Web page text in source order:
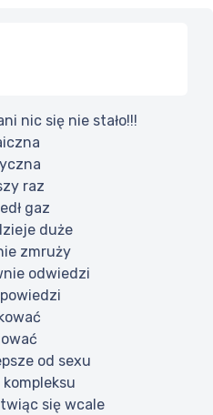
nic się nie stało!!!
raz
gaz
duże
zmruży
odwiedzi
od sexu
się wcale